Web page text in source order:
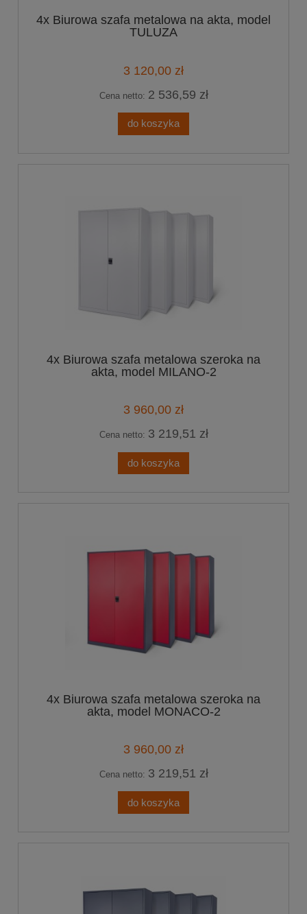
4x Biurowa szafa metalowa na akta, model
TULUZA
3 120,00 zł
Cena netto: 2 536,59 zł
do koszyka
4x Biurowa szafa metalowa szeroka na
akta, model MILANO-2
3 960,00 zł
Cena netto: 3 219,51 zł
do koszyka
4x Biurowa szafa metalowa szeroka na
akta, model MONACO-2
3 960,00 zł
Cena netto: 3 219,51 zł
do koszyka